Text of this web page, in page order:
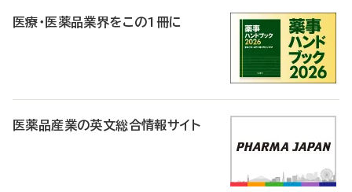
医療・医薬品業界をこの1冊に
医薬品産業の英文総合情報サイト